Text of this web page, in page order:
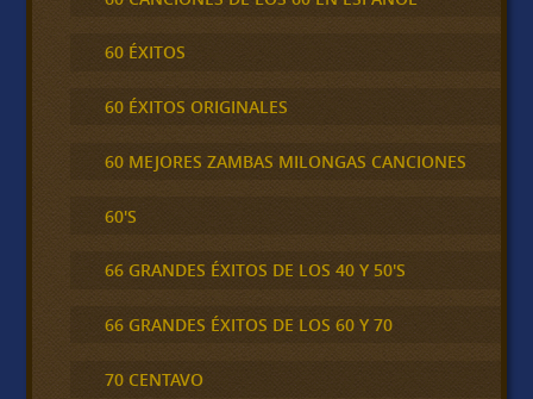
60 ÉXITOS
60 ÉXITOS ORIGINALES
60 MEJORES ZAMBAS MILONGAS CANCIONES
60'S
66 GRANDES ÉXITOS DE LOS 40 Y 50'S
66 GRANDES ÉXITOS DE LOS 60 Y 70
70 CENTAVO